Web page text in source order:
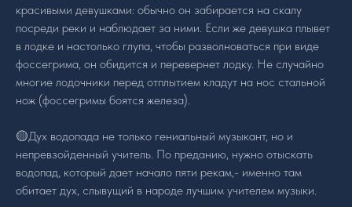
красивыми девушками: обычно он забирается на скалу
посреди реки и наблюдает за ними. Если же девушка плывет
в лодке и настолько глупа, чтобы разволноваться при виде
фоссегрима, он обидится и перевернет лодку. Не случайно
многие лодочники перед отплытием кладут на нос стальной
нож (фоссегримы боятся железа).
🟡Дух водопада не только гениальный музыкант, но и
непревзойденный учитель. По преданию, нужно отыскать
водопад, который дает начало пяти рекам,- именно там
обитает дух, слывущий в народе лучшим учителем музыки.